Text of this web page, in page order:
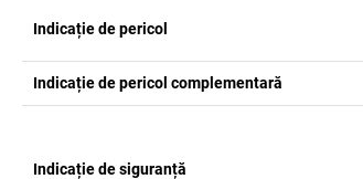
Indicație de pericol
Indicație de pericol complementară
Indicație de siguranță